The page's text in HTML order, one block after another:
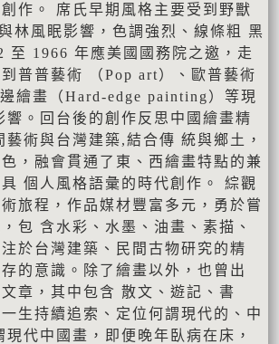
作。 席氏早期風格主要受到野獸
林風眠影響，⾊調強烈、線條粗 ⿊
至 1966 年應美國國務院之邀，⾛
普普藝術 （Pop art）、歐普藝術
繪畫（Hard-edge painting）等現
響。回台後的創作反思中國繪畫精
術與台灣建築,結合傳 統與鄉⼟，
，融會貫通了東、西繪畫特點的兼
個⼈風格語彙的時代創作。 綜觀
旅程，作品媒材豐富多元，勇於嘗
包 含⽔彩、⽔墨、油畫、素描、
於台灣建築、民間古物研究的精
的意識。除了繪畫以外，也曾出
章，其中包含 散⽂、遊記、書
⽣持續追索、定位何謂現代的、中
現代中國畫，即便晚年臥病在床，